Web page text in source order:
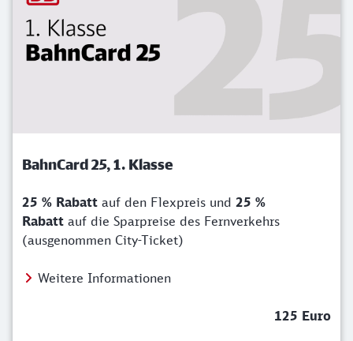
BahnCard 25, 1. Klasse
25 % Rabatt auf den Flexpreis und 25 %
Rabatt auf die Sparpreise des Fernverkehrs
(ausgenommen City-Ticket)
Weitere Informationen
125 Euro